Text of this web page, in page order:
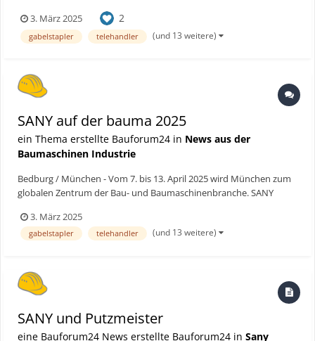
3.000 Quadratmeter großen Messestand (FN619, Freigelände
Nord) und mehr als 35 Maschinen, darunter gleich mehrere
3. März 2025 2
gabelstapler telehandler (und 13 weitere)
SANY auf der bauma 2025
ein Thema erstellte Bauforum24 in News aus der
Baumaschinen Industrie
Bedburg / München - Vom 7. bis 13. April 2025 wird München zum
globalen Zentrum der Bau- und Baumaschinenbranche. SANY
3.000 Quadratmeter großen Messestand (FN619, Freigelände
Nord) und mehr als 35 Maschinen, darunter gleich mehrere
3. März 2025
gabelstapler telehandler (und 13 weitere)
SANY und Putzmeister
eine Bauforum24 News erstellte Bauforum24 in Sany